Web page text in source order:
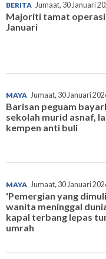
BERITA Jumaat, 30 Januari
Majoriti tamat operasi
Januari
MAYA Jumaat, 30 Januari
Barisan peguam
sekolah murid asnaf,
kempen anti buli
MAYA Jumaat, 30 Januari
'Pemergian yang
wanita meninggal
kapal terbang lepas
umrah